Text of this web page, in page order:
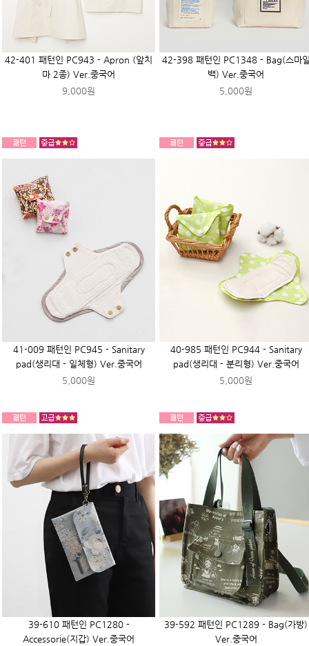
42-401 패턴인 PC943 - Apron (앞치
마 2종) Ver.중국어
9,000원
42-398 패턴인 PC1348 - Bag(스마
백) Ver.중국어
5,000원
41-009 패턴인 PC945 - Sanitary
pad(생리대 - 일체형) Ver.중국어
5,000원
40-985 패턴인 PC944 - Sanitary
pad(생리대 - 분리형) Ver.중국어
5,000원
39-610 패턴인 PC1280 -
Accessorie(지갑) Ver.중국어
39-592 패턴인 PC1289 - Bag(가방)
Ver.중국어